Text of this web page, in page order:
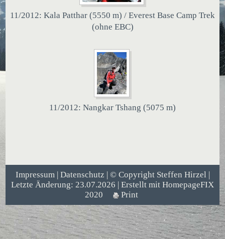
11/2012: Kala Patthar (5550 m) / Everest Base Camp Trek
(ohne EBC)
11/2012: Nangkar Tshang (5075 m)
Impressum| Datenschutz | © Copyright Steffen Hirzel |
Letzte Änderung: 23.07.2026 | Erstellt mit HomepageFIX
2020
Print